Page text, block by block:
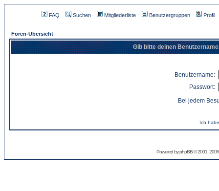
FAQ Suchen Mitgliederliste Benutzergruppen Profil
Foren-Übersicht
Gib bitte deinen
Benutzername:
Passwort:
Bei jedem
Ich
Powered byphpBB© 2001,